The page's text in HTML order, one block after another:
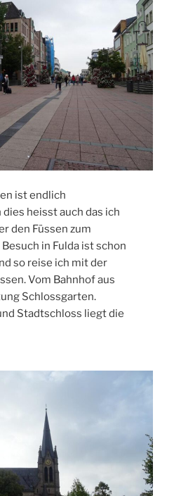
ist endlich
heisst auch das ich
den Füssen zum
in Fulda ist schon
so reise ich mit der
Vom Bahnhof aus
Schlossgarten.
Stadtschloss liegt die